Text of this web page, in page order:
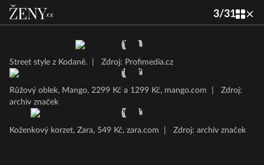
3/31
Street style z Kodaně. Zdroj: Profimedia.cz
Růžový oblek, Mango, 2299 Kč a 1299 Kč, mango.com
Zdroj:
archiv značek
Koženkový korzet, Zara, 549 Kč, zara.com Zdroj: archiv značek